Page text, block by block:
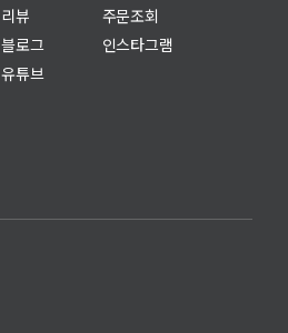
리뷰
블로그
유튜브
주문조회
인스타그램